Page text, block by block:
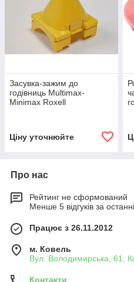
Засувка-зажим до
годівниць Multimax-
Minimax Roxell
Ціну уточнюйте
Про нас
Рейтинг не сформований
Менше 5 відгуків за
Працює з 26.11.2012
м. Ковель
Вул. Володимирська, 61,
Контакти